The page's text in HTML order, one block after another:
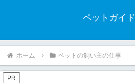
ペットガイド
ホーム ペットの飼い主の仕事
PR